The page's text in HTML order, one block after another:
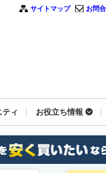
サイトマップ お問
ティ お役立ち情報